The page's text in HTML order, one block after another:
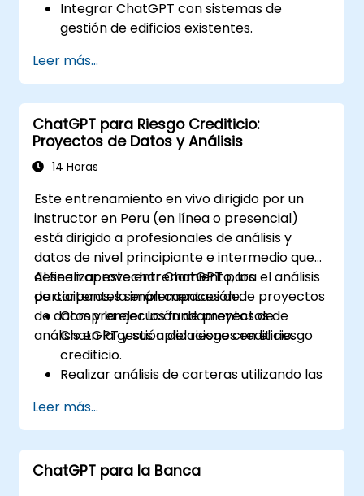
Integrar ChatGPT con sistemas de
gestión de edificios existentes.
iluminación, HVAC y seguridad contra
incendios utilizando ChatGPT.
Desarrollar e implementar scripts de
automatización personalizados.
Monitorear y gestionar sistemas de
edificios mediante información impulsada
Leer más...
ChatGPT para Riesgo Crediticio:
Proyectos de Datos y Análisis
14 Horas
Este entrenamiento en vivo dirigido por un
instructor en Peru (en línea o presencial)
está dirigido a profesionales de análisis y
datos de nivel principiante e intermedio que
deseen aprovechar ChatGPT para el análisis
de carteras, la implementación de proyectos
de datos y la ejecución de proyectos de
análisis en la gestión del riesgo crediticio.
Al finalizar este entrenamiento, los
participantes serán capaces de:
Comprender los fundamentos de
ChatGPT y sus aplicaciones en el riesgo
crediticio.
Realizar análisis de carteras utilizando las
ChatGPT.
Implementar proyectos de datos y
análisis con la asistencia de ChatGPT.
Optimizar los procesos de toma de
Leer más...
ChatGPT para la Banca